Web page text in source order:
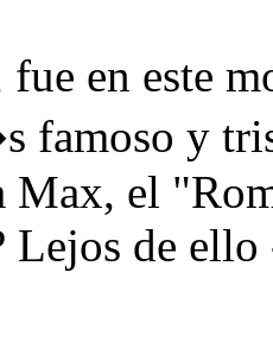
fue en este
famoso y
el
Lejos de